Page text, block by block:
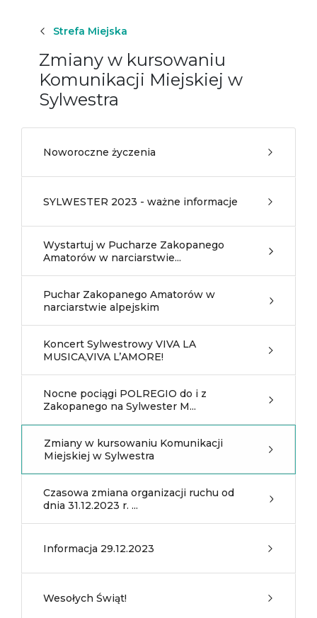
Strefa Miejska
Zmiany w kursowaniu
Komunikacji Miejskiej w
Sylwestra
Noworoczne życzenia
SYLWESTER 2023 - ważne informacje
Wystartuj w Pucharze Zakopanego
Amatorów w narciarstwie...
Puchar Zakopanego Amatorów w
narciarstwie alpejskim
Koncert Sylwestrowy VIVA LA
MUSICA,VIVA L’AMORE!
Nocne pociągi POLREGIO do i z
Zakopanego na Sylwester M...
Zmiany w kursowaniu Komunikacji
Miejskiej w Sylwestra
Czasowa zmiana organizacji ruchu od
dnia 31.12.2023 r. ...
Informacja 29.12.2023
Wesołych Świąt!